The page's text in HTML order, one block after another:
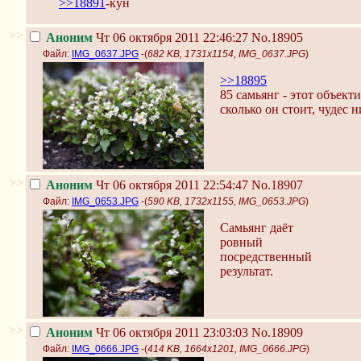
>>18891-кун
>> Аноним Чт 06 октября 2011 22:46:27 No.18905
Файл: IMG_0637.JPG -(682 KB, 1731x1154, IMG_0637.JPG)
>>18895
85 самьянг - этот
сколько он стоит, чудес
>> Аноним Чт 06 октября 2011 22:54:47 No.18907
Файл: IMG_0653.JPG -(590 KB, 1732x1155, IMG_0653.JPG)
Самьянг даёт
ровный
посредственный
результат.
>> Аноним Чт 06 октября 2011 23:03:03 No.18909
Файл: IMG_0666.JPG -(414 KB, 1664x1201, IMG_0666.JPG)